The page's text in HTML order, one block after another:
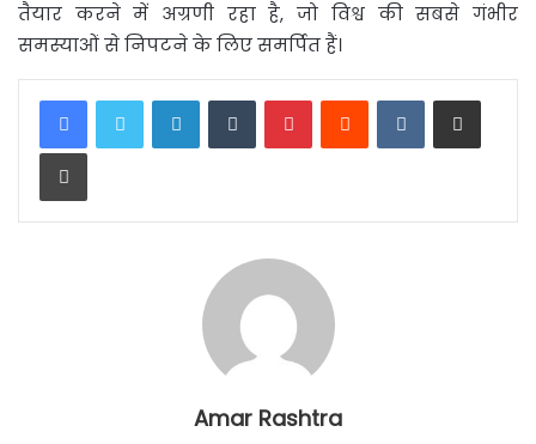
तैयार करने में अग्रणी रहा है, जो विश्व की सबसे गंभीर
समस्याओं से निपटने के लिए समर्पित हैं।
LinkedInTumblrPinterestReddit VKontakteShare via Email
Print
Amar Rashtra